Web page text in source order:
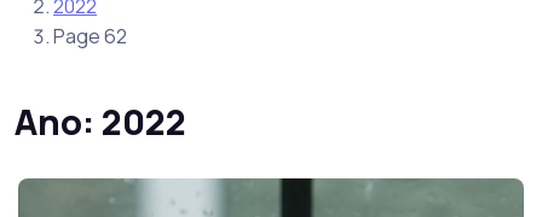
2022
Page 62
Ano: 2022